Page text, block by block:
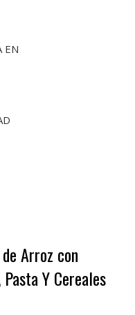
EN
Arroz con
Y Cereales